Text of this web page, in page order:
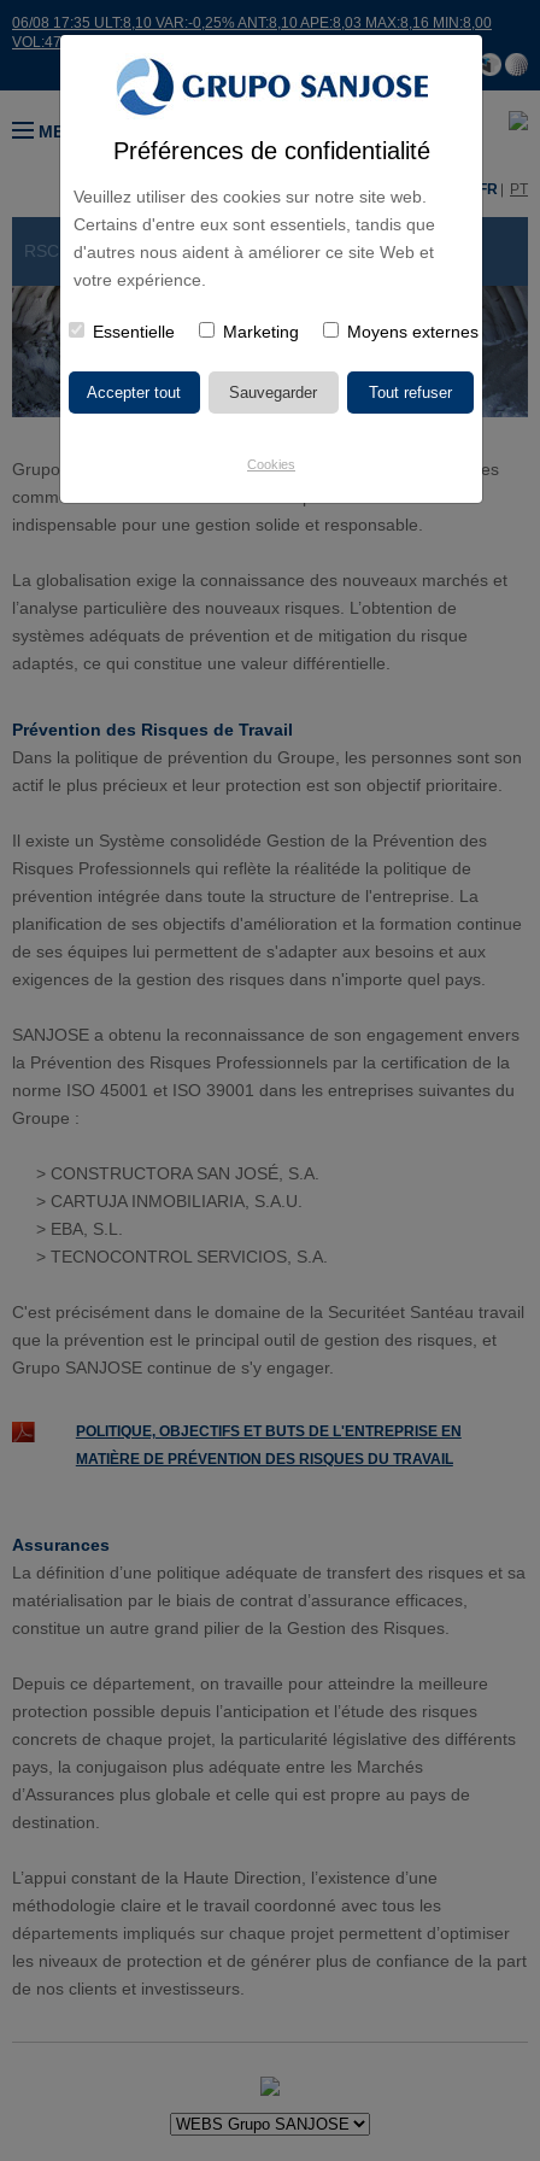
Préférences de confidentialité
Veuillez utiliser des cookies sur notre site web.
Certains d'entre eux sont essentiels, tandis que
d'autres nous aident à améliorer ce site Web et
votre expérience.
Essentielle Marketing Moyens externes
Cookies
06/08 17:35 ULT:8,10 VAR:-0,25% ANT:8,10 APE:8,03 MAX:8,16 MIN:8,00
VOL:47811
MENU
ES FR PT
RSC > GESTION DES RISQUES ET ASSURANCES
Grupo SANJOSE continue à parier dans la Gestion des Risques
comme instrument vertébral de l’entreprise et comme outil
indispensable pour une gestion solide et responsable.
La globalisation exige la connaissance des nouveaux marchés et
l’analyse particulière des nouveaux risques. L’obtention de
systèmes adéquats de prévention et de mitigation du risque
adaptés, ce qui constitue une valeur différentielle.
Prévention des Risques de Travail
Dans la politique de prévention du Groupe, les personnes sont son
actif le plus précieux et leur protection est son objectif prioritaire.
Il existe un Système consolidéde Gestion de la Prévention des
Risques Professionnels qui reflète la réalitéde la politique de
prévention intégrée dans toute la structure de l'entreprise. La
planification de ses objectifs d'amélioration et la formation continue
de ses équipes lui permettent de s'adapter aux besoins et aux
exigences de la gestion des risques dans n'importe quel pays.
SANJOSE a obtenu la reconnaissance de son engagement envers
la Prévention des Risques Professionnels par la certification de la
norme ISO 45001 et ISO 39001 dans les entreprises suivantes du
Groupe :
> CONSTRUCTORA SAN JOSÉ, S.A.
> CARTUJA INMOBILIARIA, S.A.U.
> EBA, S.L.
> TECNOCONTROL SERVICIOS, S.A.
C'est précisément dans le domaine de la Securitéet Santéau travail
que la prévention est le principal outil de gestion des risques, et
Grupo SANJOSE continue de s'y engager.
POLITIQUE, OBJECTIFS ET BUTS DE L'ENTREPRISE EN
MATIÈRE DE PRÉVENTION DES RISQUES DU TRAVAIL
Assurances
La définition d’une politique adéquate de transfert des risques et sa
matérialisation par le biais de contrat d’assurance efficaces,
constitue un autre grand pilier de la Gestion des Risques.
Depuis ce département, on travaille pour atteindre la meilleure
protection possible depuis l’anticipation et l’étude des risques
concrets de chaque projet, la particularité législative des différents
pays, la conjugaison plus adéquate entre les Marchés
d’Assurances plus globale et celle qui est propre au pays de
destination.
L’appui constant de la Haute Direction, l’existence d’une
méthodologie claire et le travail coordonné avec tous les
départements impliqués sur chaque projet permettent d’optimiser
les niveaux de protection et de générer plus de confiance de la part
de nos clients et investisseurs.